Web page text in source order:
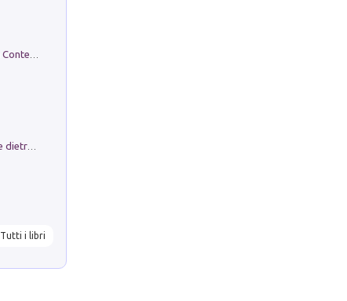
in alto! Livello A1. Con CD-Audio. Con Contenuto digitale per accesso on line
Tutti i libri